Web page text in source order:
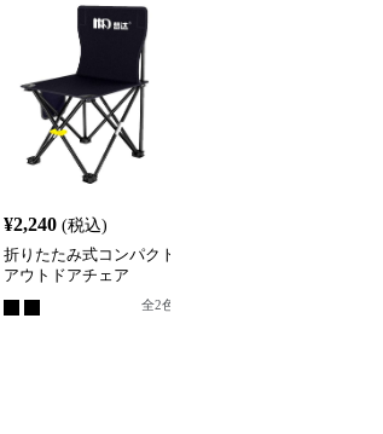
¥2,240 (税込)
折りたたみ式コンパクト
アウトドアチェア
全2色